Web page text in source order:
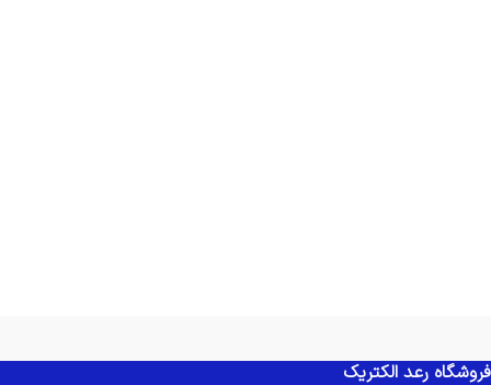
فروشگاه رعد الکتریک